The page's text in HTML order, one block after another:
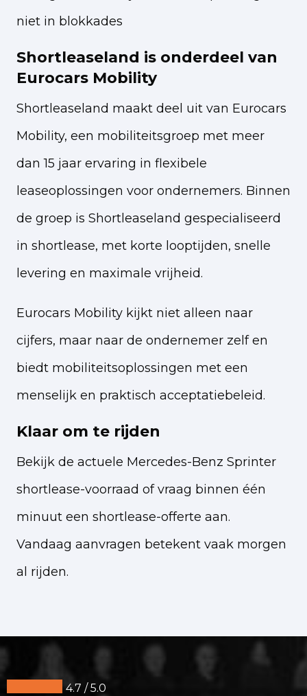
niet in blokkades
Shortleaseland is onderdeel van
Eurocars Mobility
Shortleaseland maakt deel uit van Eurocars
Mobility, een mobiliteitsgroep met meer
dan 15 jaar ervaring in flexibele
leaseoplossingen voor ondernemers. Binnen
de groep is Shortleaseland gespecialiseerd
in shortlease, met korte looptijden, snelle
levering en maximale vrijheid.
Eurocars Mobility kijkt niet alleen naar
cijfers, maar naar de ondernemer zelf en
biedt mobiliteitsoplossingen met een
menselijk en praktisch acceptatiebeleid.
Klaar om te rijden
Bekijk de actuele Mercedes-Benz Sprinter
shortlease-voorraad of vraag binnen één
minuut een shortlease-offerte aan.
Vandaag aanvragen betekent vaak morgen
al rijden.
4.7 / 5.0